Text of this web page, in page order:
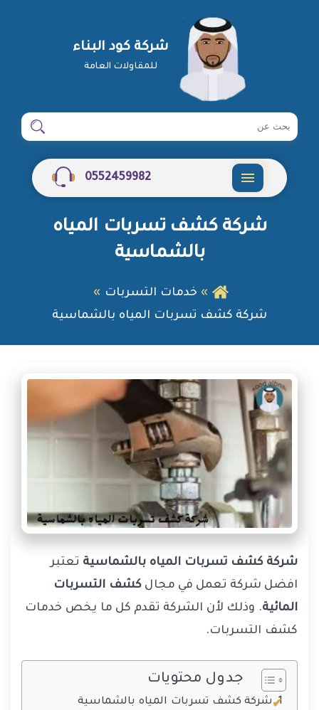
شركة كود البناء
للمقاولات العامة
ابحث
شركة
ابحث
0552459982
شركة كشف تسربات المياه
بالشماسية
خدمات التسربات
شركة كشف تسربات المياه بالشماسية
شركة كشف تسربات المياه بالشماسية تعتبر
افضل شركة تعمل في مجال كشف التسربات
المائية. وذلك لأن الشركة تقدم كل ما يخص خدمات
كشف التسربات.
جدول محتويات
شركة كشف تسربات المياه بالشماسية